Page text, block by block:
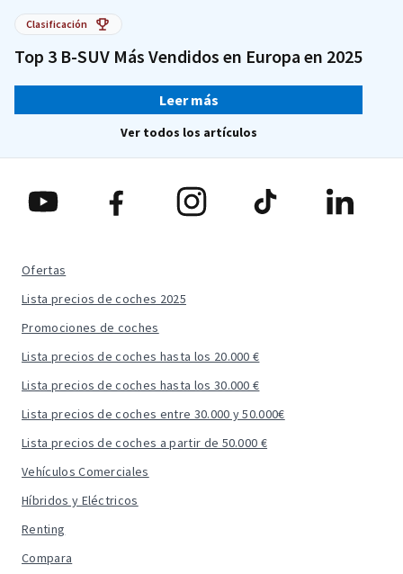
Clasificación
Top 3 B-SUV Más Vendidos en Europa en 2025
Leer más
Ver todos los artículos
Ofertas
Lista precios de coches 2025
Promociones de coches
Lista precios de coches hasta los 20.000 €
Lista precios de coches hasta los 30.000 €
Lista precios de coches entre 30.000 y 50.000€
Lista precios de coches a partir de 50.000 €
Vehículos Comerciales
Híbridos y Eléctricos
Renting
Compara